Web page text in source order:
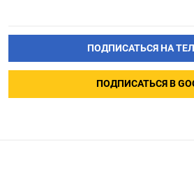
ПОДПИСАТЬСЯ НА
ПОДПИСАТЬСЯ В